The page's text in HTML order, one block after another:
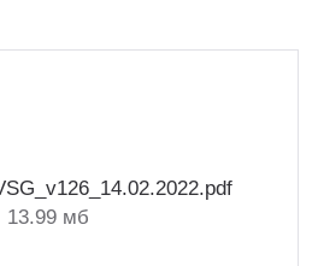
13.99 мб